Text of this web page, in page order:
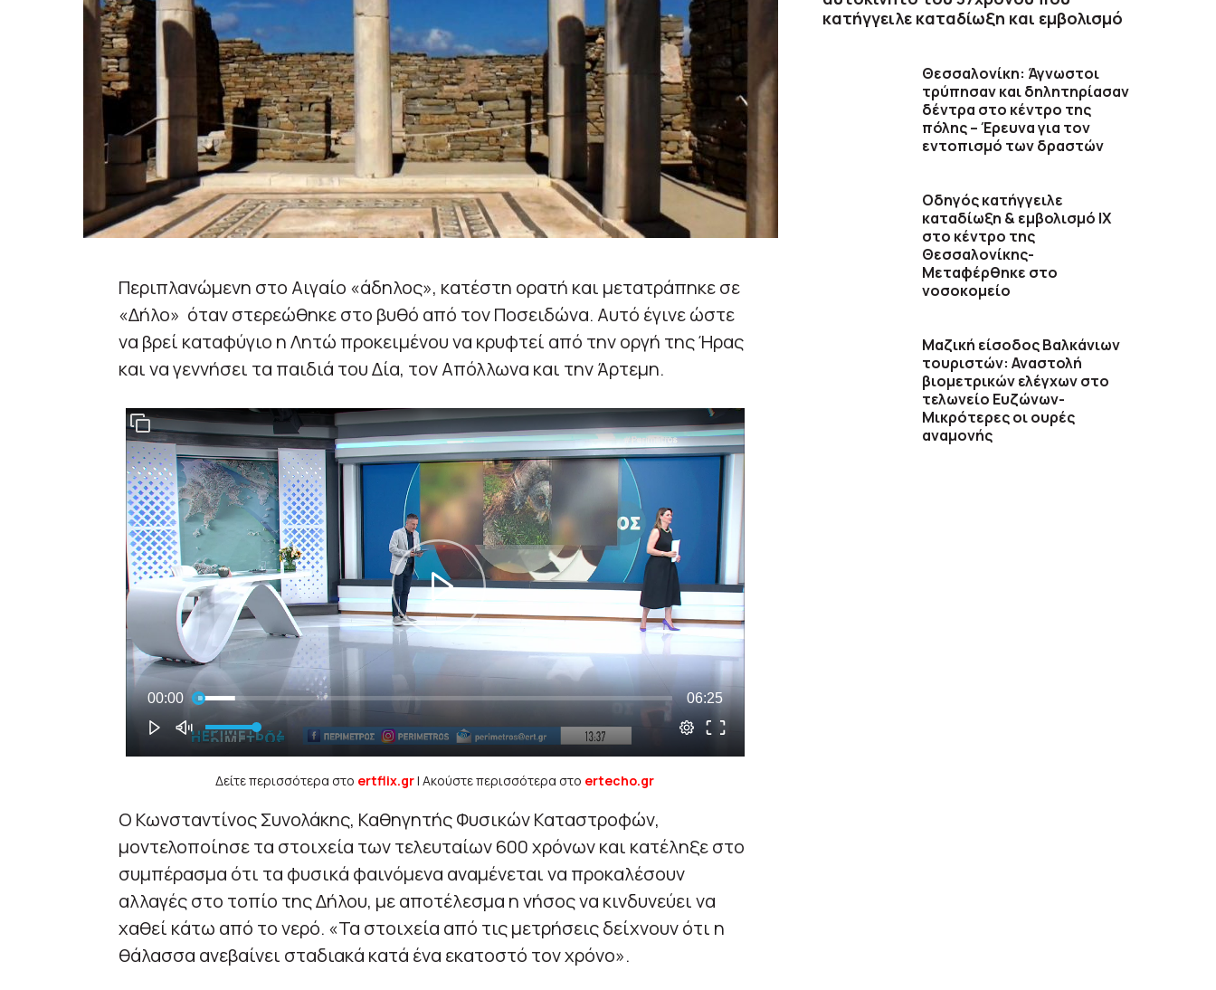
Περιπλανώμενη στο Αιγαίο «άδηλος», κατέστη ορατή και μετατράπηκε σε
«Δήλο» όταν στερεώθηκε στο βυθό από τον Ποσειδώνα. Αυτό έγινε ώστε
να βρεί καταφύγιο η Λητώ προκειμένου να κρυφτεί από την οργή της Ήρας
και να γεννήσει τα παιδιά του Δία, τον Απόλλωνα και την Άρτεμη.
Δείτε περισσότερα στο ertflix.gr| Ακούστε περισσότερα στο ertecho.gr
Ο Κωνσταντίνος Συνολάκης, Καθηγητής Φυσικών Καταστροφών,
μοντελοποίησε τα στοιχεία των τελευταίων 600 χρόνων και κατέληξε στο
συμπέρασμα ότι τα φυσικά φαινόμενα αναμένεται να προκαλέσουν
αλλαγές στο τοπίο της Δήλου, με αποτέλεσμα η νήσος να κινδυνεύει να
χαθεί κάτω από το νερό. «Τα στοιχεία από τις μετρήσεις δείχνουν ότι η
θάλασσα ανεβαίνει σταδιακά κατά ένα εκατοστό τον χρόνο».
κατήγγειλε καταδίωξη και εμβολισμό
Θεσσαλονίκη: Άγνωστοι
τρύπησαν και δηλητηρίασαν
δέντρα στο κέντρο της
πόλης – Έρευνα για τον
εντοπισμό των δραστών
Οδηγός κατήγγειλε
καταδίωξη & εμβολισμό ΙΧ
στο κέντρο της
Θεσσαλονίκης-
Μεταφέρθηκε στο
νοσοκομείο
Μαζική είσοδος Βαλκάνιων
τουριστών: Αναστολή
βιομετρικών ελέγχων στο
τελωνείο Ευζώνων-
Μικρότερες οι ουρές
αναμονής